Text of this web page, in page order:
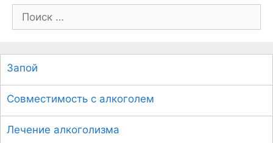
о
с
к
:
Запой
Совместимость с алкоголем
Лечение алкоголизма